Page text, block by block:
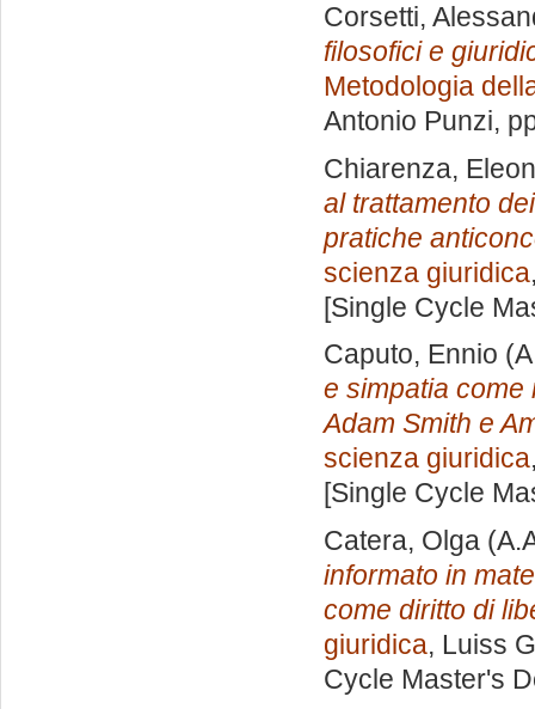
Corsetti,
filosofici e
Metodologia
Antonio Punzi,
Chiarenza,
al trattamento
pratiche
scienza giuridica
[Single Cycle
Caputo, Ennio
e simpatia come
Adam Smith e
scienza giuridica
[Single Cycle
Catera, Olga
informato in
come diritto di
giuridica, Luiss
Cycle Master's